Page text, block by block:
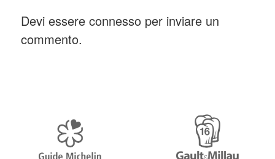
Devi essere connessoper inviare un
commento.